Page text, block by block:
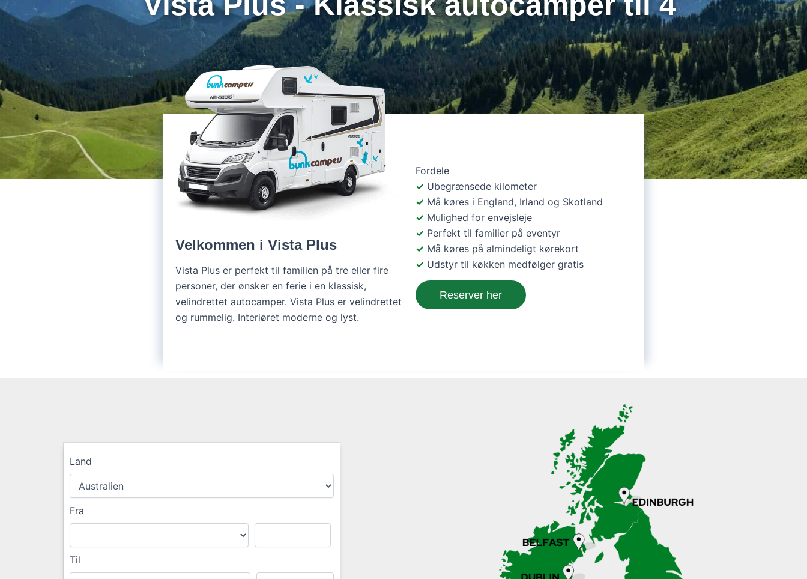
Velkommen i Vista Plus
Vista Plus er perfekt til familien på tre eller fire
personer, der ønsker en ferie i en klassisk,
velindrettet autocamper. Vista Plus er velindrettet
og rummelig. Interiøret moderne og lyst.
Fordele
Ubegrænsede kilometer
Må køres i England, Irland og Skotland
Mulighed for envejsleje
Perfekt til familier på eventyr
Må køres på almindeligt kørekort
Udstyr til køkken medfølger gratis
Reserver her
Land
Fra
Til